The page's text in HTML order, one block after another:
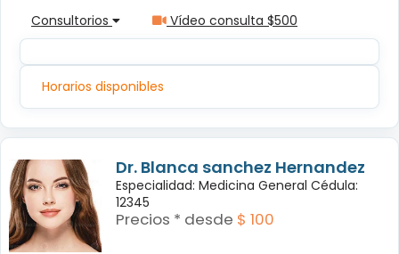
Consultorios Vídeo consulta $500
Horarios disponibles
Dr. Blanca sanchez Hernandez
Especialidad: Medicina General Cédula:
12345
Precios * desde $ 100